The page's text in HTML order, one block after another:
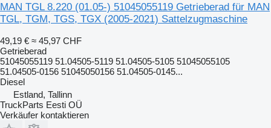
MAN TGL 8.220 (01.05-) 51045055119 Getrieberad für MAN
TGL, TGM, TGS, TGX (2005-2021) Sattelzugmaschine
49,19 € ≈ 45,97 CHF
Getrieberad
51045055119 51.04505-5119 51.04505-5105 51045055105
51.04505-0156 51045050156 51.04505-0145...
Diesel
Estland, Tallinn
TruckParts Eesti OÜ
Verkäufer kontaktieren